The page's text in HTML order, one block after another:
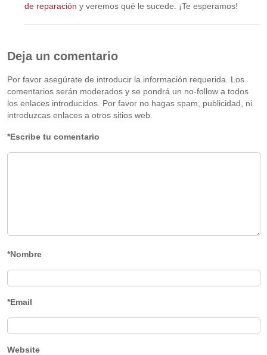
de reparación y veremos qué le sucede. ¡Te esperamos!
Deja un comentario
Por favor asegúrate de introducir la información requerida. Los
comentarios serán moderados y se pondrá un no-follow a todos
los enlaces introducidos. Por favor no hagas spam, publicidad, ni
introduzcas enlaces a otros sitios web.
*Escribe tu comentario
*Nombre
*Email
Website